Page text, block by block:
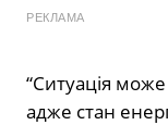
РЕКЛАМА
“Ситуація
адже стан